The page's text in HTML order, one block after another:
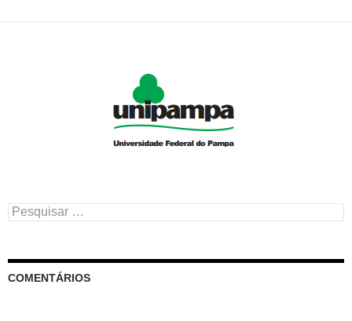
Pesquisar
por:
COMENTÁRIOS